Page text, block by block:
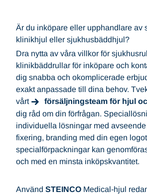
Är du inköpare eller upphandlare av
klinikhjul eller sjukhusbäddhjul?
Dra nytta av våra villkor för
klinikbäddrullar för inköpare och
dig snabba och okomplicerade
exakt anpassade till dina behov.
vårt
försäljningsteam för hjul
dig råd om din förfrågan.
individuella lösningar med avseende
fixering, branding med din egen
specialförpackningar kan
och med en minsta inköpskvantitet.
Använd STEINCO Medical-hjul